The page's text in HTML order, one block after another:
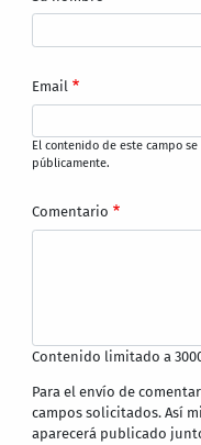
Email
El contenido de este campo
públicamente.
Comentario
Contenido limitado a
Para el envío de
campos solicitados. Así
aparecerá publicado